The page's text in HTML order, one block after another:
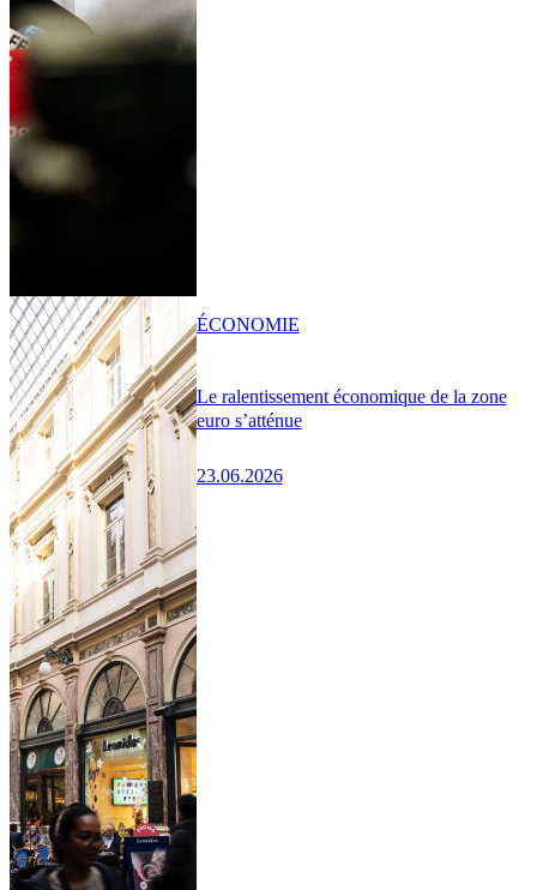
Le ralentissement économique de la zone
euro s’atténue
23.06.2026
ÉCONOMIE